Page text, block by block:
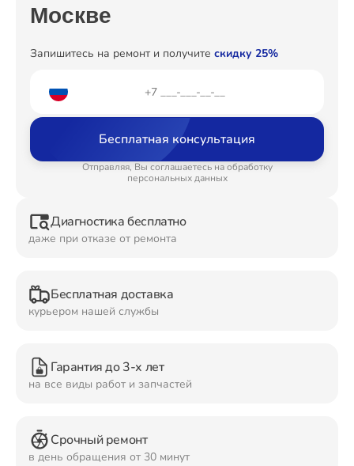
Москве
Запишитесь на ремонт и получите скидку 25%
Бесплатная консультация
Отправляя, Вы соглашаетесь на обработку
персональных данных
Диагностика бесплатно
даже при отказе от ремонта
Бесплатная доставка
курьером нашей службы
Гарантия до 3-х лет
на все виды работ и запчастей
Срочный ремонт
в день обращения от 30 минут
Ремонт Пылесосов
Ремонт Планшетов